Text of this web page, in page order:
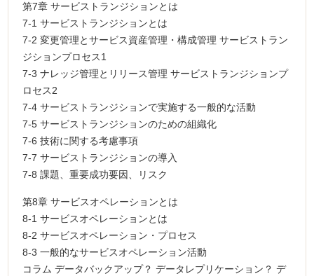
第7章 サービストランジションとは
7-1 サービストランジションとは
7-2 変更管理とサービス資産管理・構成管理 サービストラン
ジションプロセス1
7-3 ナレッジ管理とリリース管理 サービストランジションプ
ロセス2
7-4 サービストランジションで実施する一般的な活動
7-5 サービストランジションのための組織化
7-6 技術に関する考慮事項
7-7 サービストランジションの導入
7-8 課題、重要成功要因、リスク
第8章 サービスオペレーションとは
8-1 サービスオペレーションとは
8-2 サービスオペレーション・プロセス
8-3 一般的なサービスオペレーション活動
コラム データバックアップ？ データレプリケーション？ デ